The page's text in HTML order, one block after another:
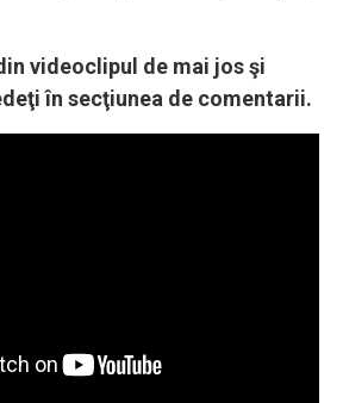
videoclipul de mai jos şi
în secţiunea de comentarii.